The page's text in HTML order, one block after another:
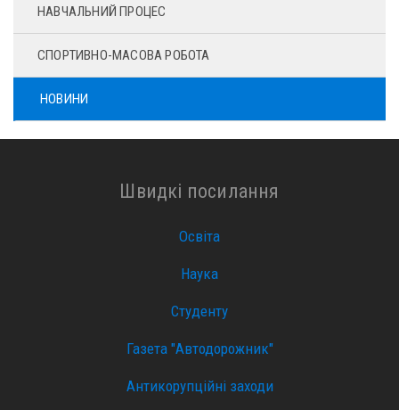
НАВЧАЛЬНИЙ ПРОЦЕС
СПОРТИВНО-МАСОВА РОБОТА
НОВИНИ
Швидкі посилання
Освіта
Наука
Студенту
Газета "Автодорожник"
Антикорупційні заходи